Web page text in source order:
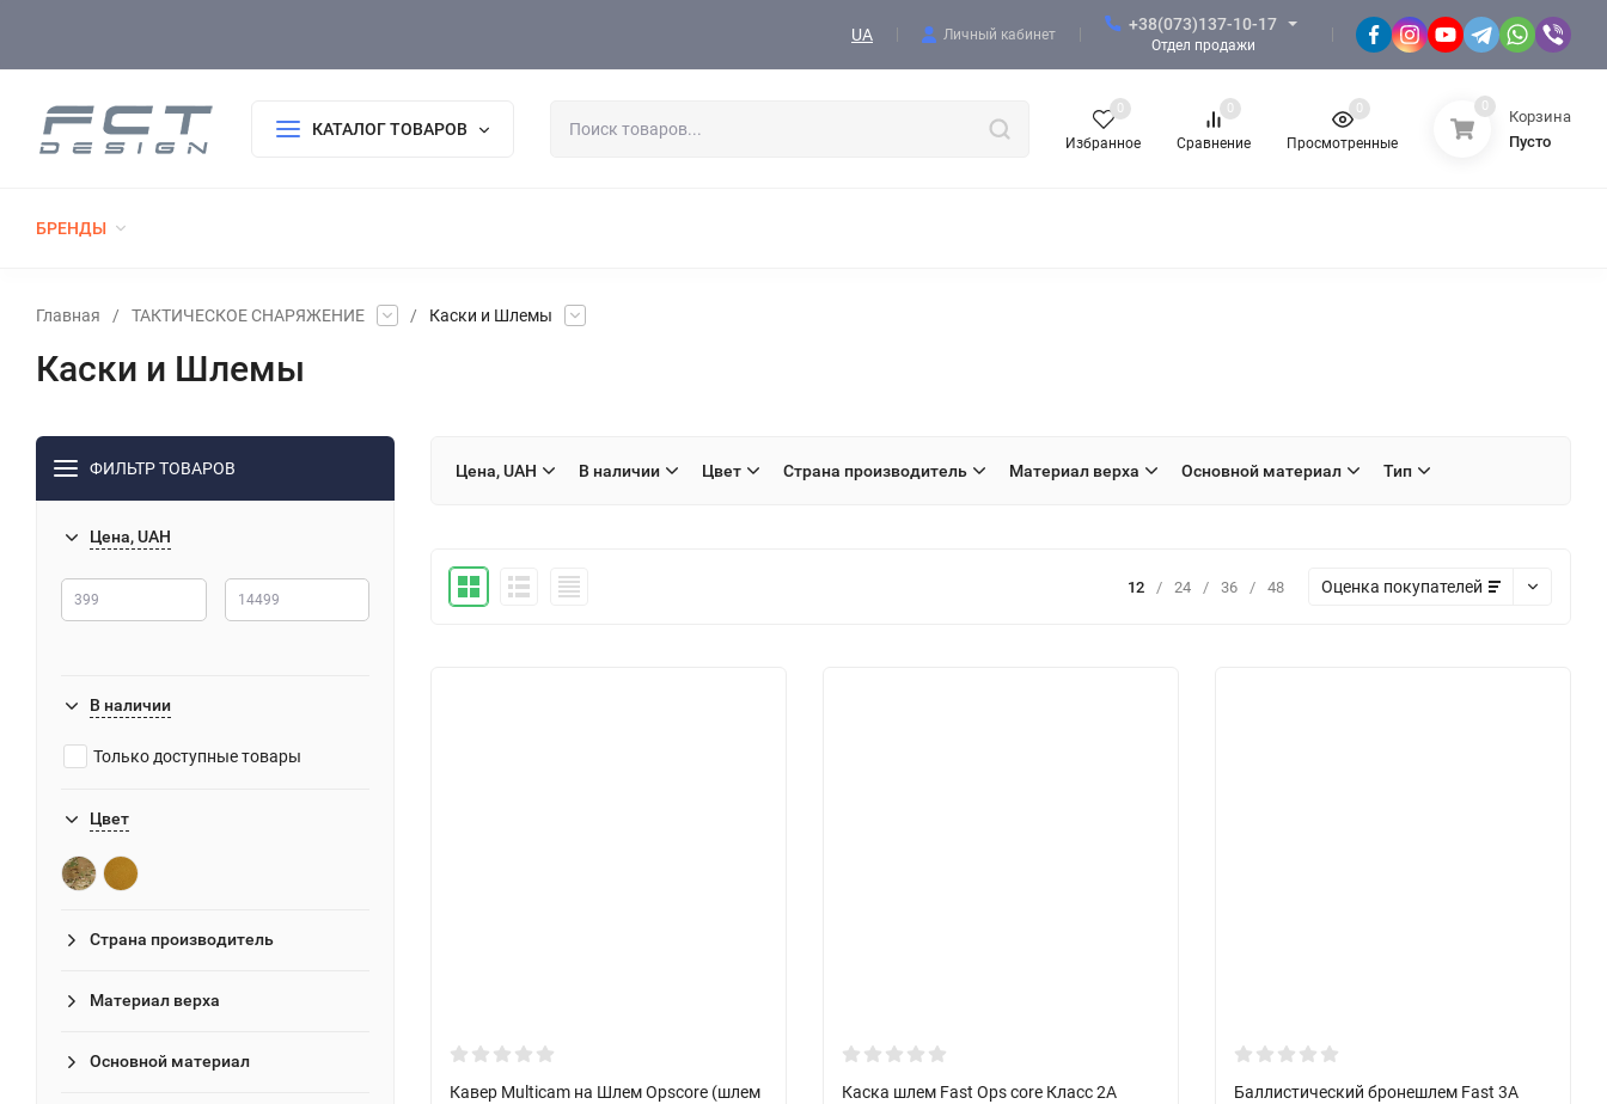
UA Личный кабинет
+38(073)137-10-17
Отдел продажи
КАТАЛОГ ТОВАРОВ
Избранное
0
Сравнение
0
Просмотренные
0 0
Корзина
Пусто
БРЕНДЫ
Главная
/ ТАКТИЧЕСКОЕ СНАРЯЖЕНИЕ / Каски и Шлемы
Каски и Шлемы
ФИЛЬТР ТОВАРОВ
Цена, UAH
В наличии
Только доступные товары
Цвет
Страна производитель
Материал верха
Основной материал
Цена, UAH В наличии Цвет Страна производитель Материал верха Основной материал Тип
12 / 24 / 36 / 48 Оценка покупателей
Кавер Multicam на Шлем Opscore (шлем
Каска шлем Fast Ops core Класс 2А
Баллистический бронешлем Fast 3A